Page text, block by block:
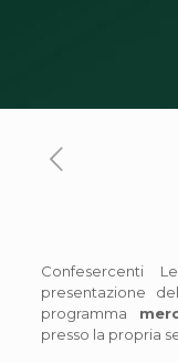
Confesercenti
presentazione
programma
presso la propria